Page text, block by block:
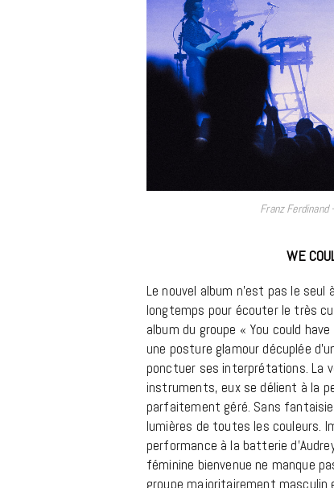
Franz Ferdinand
WE
Le nouvel album n’est pas le
longtemps pour écouter le très
album du groupe « You could
une posture glamour décuplée
ponctuer ses interprétations. La
instruments, eux se délient à la
parfaitement géré. Sans
lumières de toutes les couleurs.
performance à la batterie
féminine bienvenue ne manque
groupe majoritairement